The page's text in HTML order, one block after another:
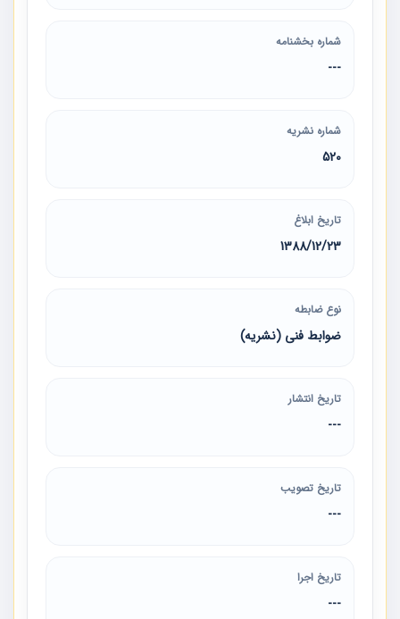
شماره بخشنامه
---
شماره نشریه
520
تاریخ ابلاغ
1388/12/23
نوع ضابطه
ضوابط فنی (نشریه)
تاریخ انتشار
---
تاریخ تصویب
---
تاریخ اجرا
---